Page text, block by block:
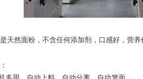
天然面粉，不含任何添加剂，口感好，营